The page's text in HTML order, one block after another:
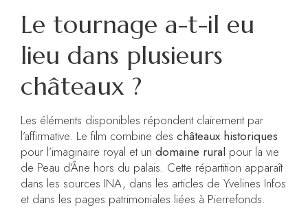
Le tournage a-t-il eu
lieu dans plusieurs
châteaux ?
Les éléments disponibles répondent clairement par
l’affirmative. Le film combine des châteaux historiques
pour l’imaginaire royal et un domaine rural pour la vie
de Peau d’Âne hors du palais. Cette répartition apparaît
dans les sources INA, dans les articles de Yvelines Infos
et dans les pages patrimoniales liées à Pierrefonds.